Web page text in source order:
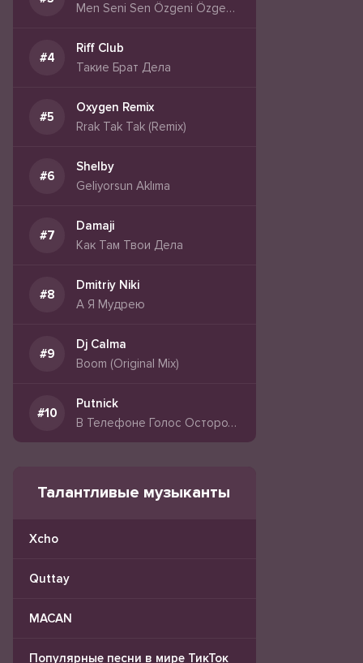
Men Seni Sen Özgeni Özgede Başqasını Sevir
Riff Club
Такие Брат Дела
Oxygen Remix
Rrak Tak Tak (Remix)
Shelby
Geliyorsun Aklıma
Damaji
Как Там Твои Дела
Dmitriy Niki
А Я Мудрею
Dj Calma
Boom (Original Mix)
Putnick
В Телефоне Голос Осторожно
Талантливые музыканты
Xcho
Quttay
MACAN
Популярные песни в мире ТикТок